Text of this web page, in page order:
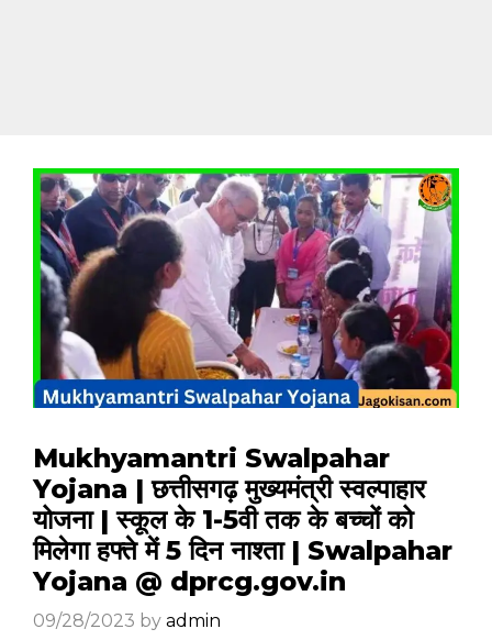
Mukhyamantri Swalpahar
Yojana | छत्तीसगढ़ मुख्यमंत्री स्वल्पाहार
योजना | स्कूल के 1-5वी तक के बच्चों को
मिलेगा हफ्ते में 5 दिन नाश्ता | Swalpahar
Yojana @ dprcg.gov.in
09/28/2023 by admin